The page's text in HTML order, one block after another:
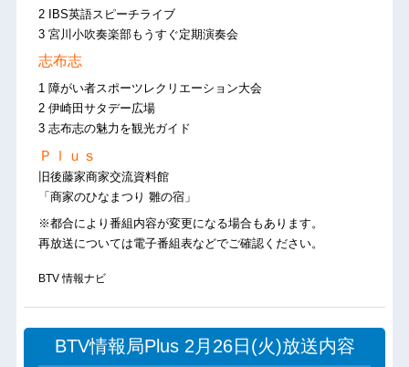
2 IBS英語スピーチライブ
3 宮川小吹奏楽部もうすぐ定期演奏会
志布志
1 障がい者スポーツレクリエーション大会
2 伊崎田サタデー広場
3 志布志の魅力を観光ガイド
Ｐｌｕｓ
旧後藤家商家交流資料館
「商家のひなまつり 雛の宿」
※都合により番組内容が変更になる場合もあります。
再放送については電子番組表などでご確認ください。
BTV 情報ナビ
BTV情報局Plus 2月26日(火)放送内容